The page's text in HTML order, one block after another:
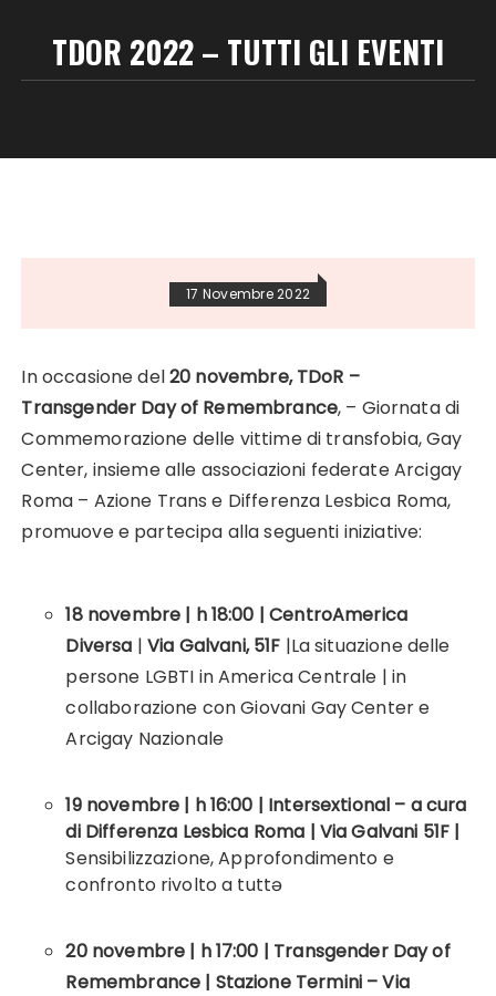
TDOR 2022 – TUTTI GLI EVENTI
17 Novembre 2022
In occasione del20 novembre, TDoR –
Transgender Day of Remembrance, – Giornata di
Commemorazione delle vittime di transfobia, Gay
Center, insieme alle associazioni federate Arcigay
Roma – Azione Trans e Differenza Lesbica Roma,
promuove e partecipa alla seguenti iniziative:
18 novembre | h 18:00 | CentroAmerica
Diversa | Via Galvani, 51F |La situazione delle
persone LGBTI in America Centrale | in
collaborazione con Giovani Gay Center e
Arcigay Nazionale
19 novembre | h 16:00 | Intersextional – a cura
di Differenza Lesbica Roma | Via Galvani 51F |
Sensibilizzazione, Approfondimento e
confronto rivolto a tuttə
20 novembre | h 17:00 | Transgender Day of
Remembrance | Stazione Termini – Via